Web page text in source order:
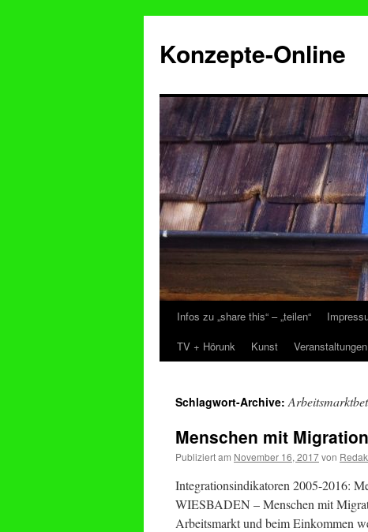
Konzepte-Online
Zum
Inhalt
Infos zu „share this“ – „teilen“
TV + Hörunk
Kunst Veranstaltungen
Schlagwort-Archive:
Menschen mit
Publiziert am November 16, 2017von
Integrationsindikatoren 2005-2016:
WIESBADEN – Menschen mit
Arbeitsmarkt und beim Einkommen